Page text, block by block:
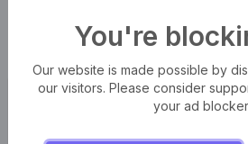
yakın zamanda Gönderilenler
You're
Our website is made possible by
our visitors. Please consider
your ad